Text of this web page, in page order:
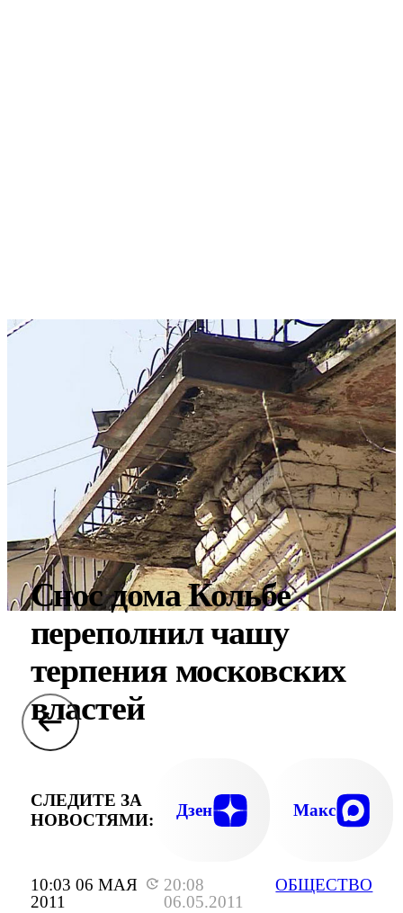
10:03 06 МАЯ
2011
20:08
06.05.2011
ОБЩЕСТВО
Снос дома Кольбе
переполнил чашу
терпения московских
властей
СЛЕДИТЕ ЗА
НОВОСТЯМИ:
Дзен Макс